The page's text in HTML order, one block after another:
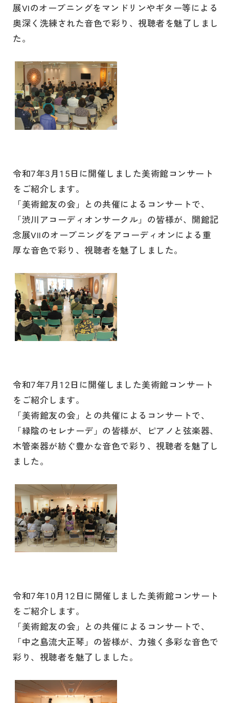
展VIのオープニングをマンドリンやギター等による
奥深く洗練された音色で彩り、視聴者を魅了しまし
た。
令和7年3月15日に開催しました美術館コンサート
をご紹介します。
「美術館友の会」との共催によるコンサートで、
「渋川アコーディオンサークル」の皆様が、開館記
念展VIIのオープニングをアコーディオンによる重
厚な音色で彩り、視聴者を魅了しました。
令和7年7月12日に開催しました美術館コンサート
をご紹介します。
「美術館友の会」との共催によるコンサートで、
「緑陰のセレナーデ」の皆様が、ピアノと弦楽器、
木管楽器が紡ぐ豊かな音色で彩り、視聴者を魅了し
ました。
令和7年10月12日に開催しました美術館コンサート
をご紹介します。
「美術館友の会」との共催によるコンサートで、
「中之島流大正琴」の皆様が、力強く多彩な音色で
彩り、視聴者を魅了しました。